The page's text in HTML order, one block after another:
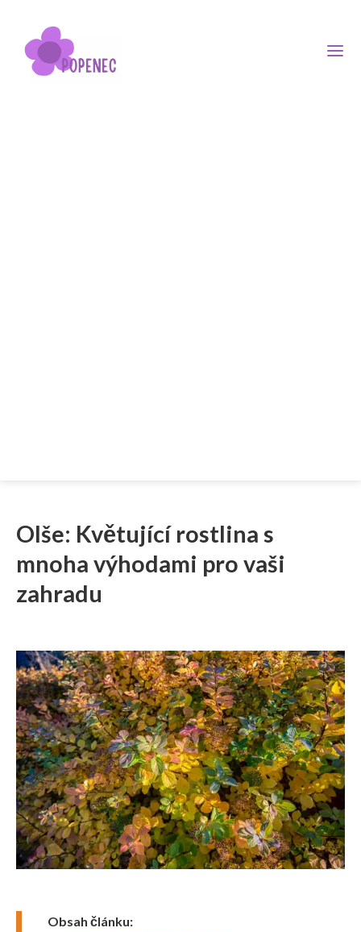
Olše: Květující rostlina s
mnoha výhodami pro vaši
zahradu
Obsah článku: